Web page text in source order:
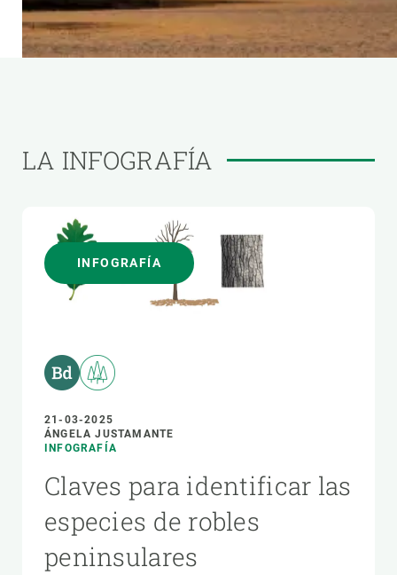
LA INFOGRAFÍA
INFOGRAFÍA
21-03-2025
ÁNGELA JUSTAMANTE
INFOGRAFÍA
Claves para identificar las
especies de robles
peninsulares